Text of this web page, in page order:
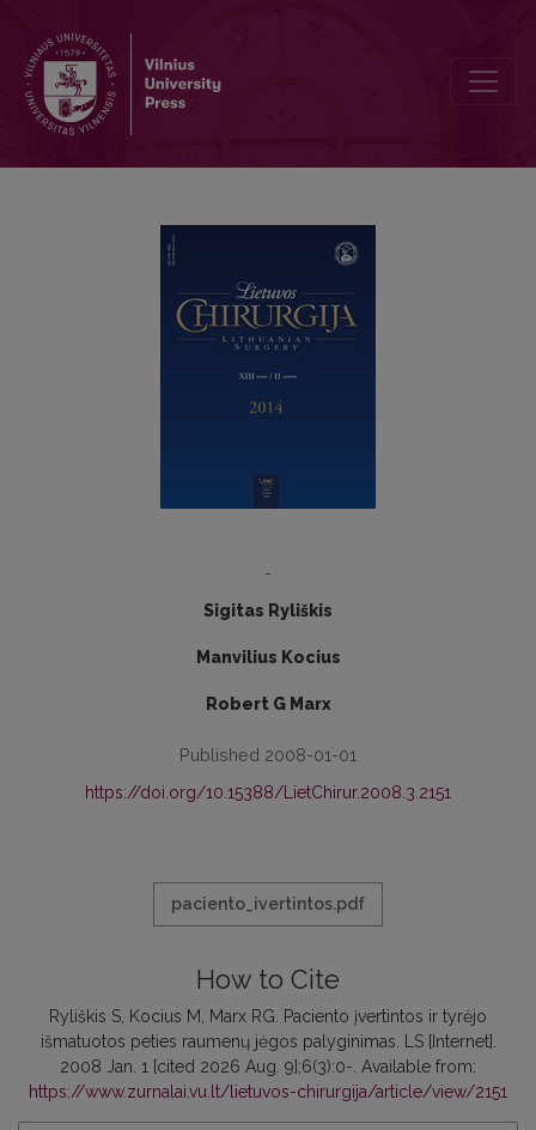
-
Sigitas Ryliškis
Manvilius Kocius
Robert G Marx
Published 2008-01-01
https://doi.org/10.15388/LietChirur.2008.3.2151
paciento_ivertintos.pdf
How to Cite
Ryliškis S, Kocius M, Marx RG. Paciento įvertintos ir tyrėjo
išmatuotos peties raumenų jėgos palyginimas. LS [Internet].
2008 Jan. 1 [cited 2026 Aug. 9];6(3):0-. Available from:
https://www.zurnalai.vu.lt/lietuvos-chirurgija/article/view/2151